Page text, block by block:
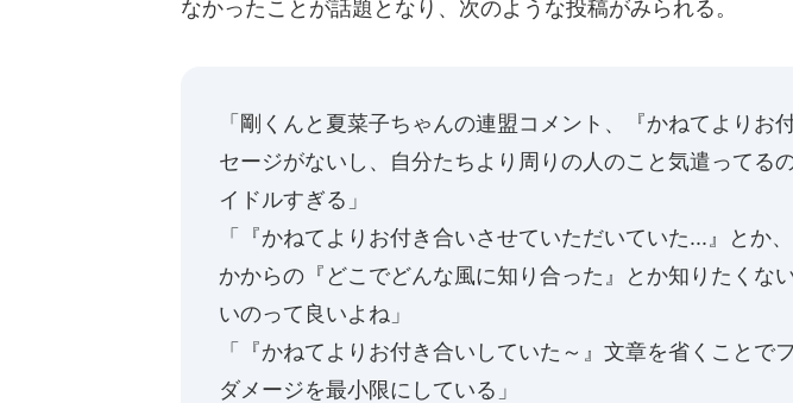
なかったことが話題となり、次のような投稿がみられる。
「剛くんと夏菜子ちゃんの連盟コメント、『かねてよりお
セージがないし、自分たちより周りの人のこと気遣ってる
イドルすぎる」
「『かねてよりお付き合いさせていただいていた...』とか
かからの『どこでどんな風に知り合った』とか知りたくな
いのって良いよね」
「『かねてよりお付き合いしていた～』文章を省くことで
ダメージを最小限にしている」